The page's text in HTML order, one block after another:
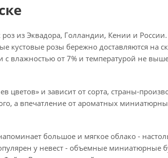
из Эквадора, Голландии, Кении и
розы бережно доставляются на
влажностью от 7% и температурой не выше
цветов» и зависит от сорта, страны-
а впечатление от ароматных
большое и мягкое облако -
у невест - объемные миниатюрные